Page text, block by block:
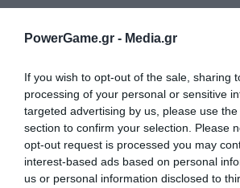
PowerGame.gr - Media.gr
If you wish to opt-out of the sale, sharing
processing of your personal or sensitive
targeted advertising by us, please use
section to confirm your selection. Please
opt-out request is processed you may
interest-based ads based on personal
us or personal information disclosed to
Ακολουθήστε το